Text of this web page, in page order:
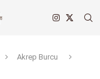
Akrep Burcu